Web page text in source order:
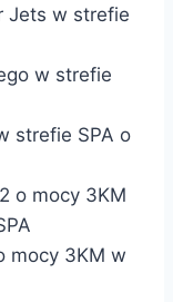
Jets w strefie
w strefie
strefie SPA o
o mocy 3KM
mocy 3KM w